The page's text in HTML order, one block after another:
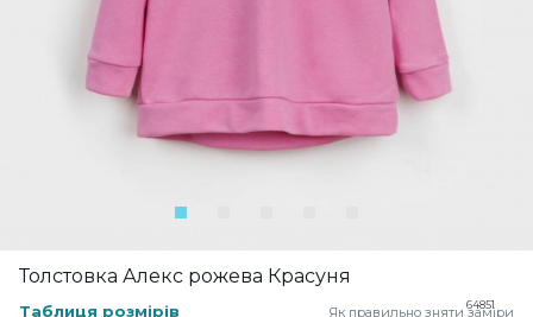
Толстовка Алекс рожева Красуня
64851
Таблиця розмірів Як правильно зняти заміри